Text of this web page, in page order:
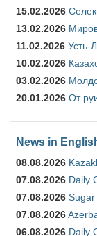
15.02.2026
13.02.2026
11.02.2026 Усть-
10.02.2026
03.02.2026
20.01.2026 От
News in
08.08.2026
07.08.2026 Daily
07.08.2026 Sugar
07.08.2026
06.08.2026 Daily